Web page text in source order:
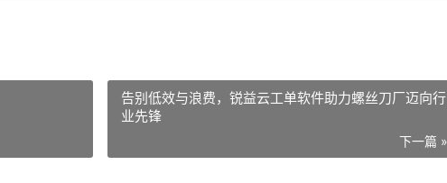
告别低效与浪费，锐益云工单软件助力螺丝刀厂迈向行
业先锋
下一篇 »